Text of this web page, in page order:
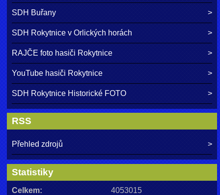
SDH Buřany
SDH Rokytnice v Orlických horách
RAJČE foto hasiči Rokytnice
YouTube hasiči Rokytnice
SDH Rokytnice Historické FOTO
RSS
Přehled zdrojů
Statistiky
Celkem:
4053015